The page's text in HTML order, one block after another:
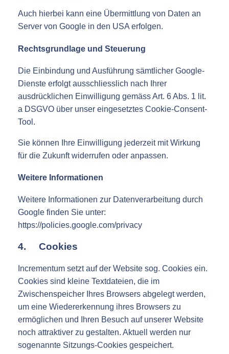
Auch hierbei kann eine Übermittlung von Daten an
Server von Google in den USA erfolgen.
Rechtsgrundlage und Steuerung
Die Einbindung und Ausführung sämtlicher Google-
Dienste erfolgt ausschliesslich nach Ihrer
ausdrücklichen Einwilligung gemäss Art. 6 Abs. 1 lit.
a DSGVO über unser eingesetztes Cookie-Consent-
Tool.
Sie können Ihre Einwilligung jederzeit mit Wirkung
für die Zukunft widerrufen oder anpassen.
Weitere Informationen
Weitere Informationen zur Datenverarbeitung durch
Google finden Sie unter:
https://policies.google.com/privacy
4. Cookies
Incrementum setzt auf der Website sog. Cookies ein.
Cookies sind kleine Textdateien, die im
Zwischenspeicher Ihres Browsers abgelegt werden,
um eine Wiedererkennung ihres Browsers zu
ermöglichen und Ihren Besuch auf unserer Website
noch attraktiver zu gestalten. Aktuell werden nur
sogenannte Sitzungs-Cookies gespeichert.